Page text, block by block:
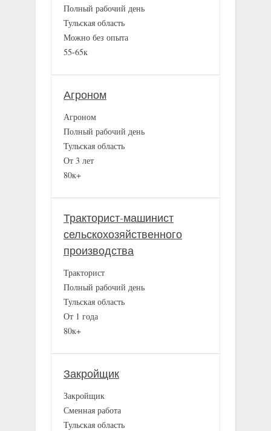
Полный рабочий день
Тульская область
Можно без опыта
55-65к
Агроном
Агроном
Полный рабочий день
Тульская область
От 3 лет
80к+
Тракторист-машинист
сельскохозяйственного
производства
Тракторист
Полный рабочий день
Тульская область
От 1 года
80к+
Закройщик
Закройщик
Сменная работа
Тульская область